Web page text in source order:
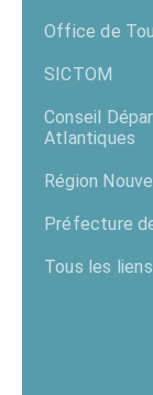
Office de
SICTOM
Conseil
Atlantiques
Région
Préfecture
Tous les liens